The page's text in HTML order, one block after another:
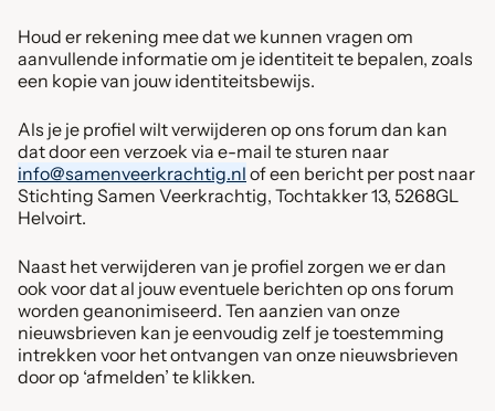
Houd er rekening mee dat we kunnen vragen om
aanvullende informatie om je identiteit te bepalen, zoals
een kopie van jouw identiteitsbewijs.
Als je je profiel wilt verwijderen op ons forum dan kan
dat door een verzoek via e-mail te sturen naar
info@samenveerkrachtig.nl of een bericht per post naar
Stichting Samen Veerkrachtig, Tochtakker 13, 5268GL
Helvoirt.
Naast het verwijderen van je profiel zorgen we er dan
ook voor dat al jouw eventuele berichten op ons forum
worden geanonimiseerd. Ten aanzien van onze
nieuwsbrieven kan je eenvoudig zelf je toestemming
intrekken voor het ontvangen van onze nieuwsbrieven
door op ‘afmelden’ te klikken.